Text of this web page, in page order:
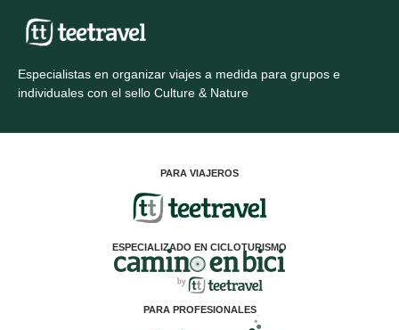
Especialistas en organizar viajes a medida para grupos e
individuales con el sello Culture & Nature
PARA VIAJEROS
ESPECIALIZADO EN CICLOTURISMO
PARA PROFESIONALES